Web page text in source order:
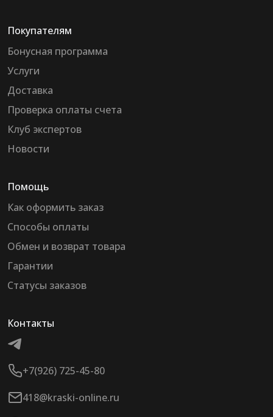
Покупателям
Бонусная программа
Услуги
Доставка
Проверка оплаты счета
Клуб экспертов
Новости
Помощь
Как оформить заказ
Способы оплаты
Обмен и возврат товара
Гарантии
Статусы заказов
Контакты
+7(926) 725-45-80
418@kraski-online.ru